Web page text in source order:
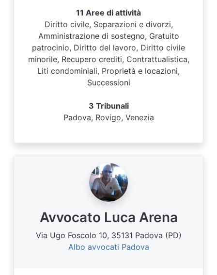
11 Aree di attività
Diritto civile, Separazioni e divorzi,
Amministrazione di sostegno, Gratuito
patrocinio, Diritto del lavoro, Diritto civile
minorile, Recupero crediti, Contrattualistica,
Liti condominiali, Proprietà e locazioni,
Successioni
3 Tribunali
Padova, Rovigo, Venezia
Avvocato Luca Arena
Via Ugo Foscolo 10, 35131 Padova (PD)
Albo avvocati Padova